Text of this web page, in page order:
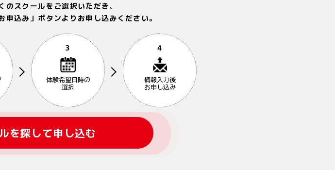
のスクールをご選択いただき、
込み」ボタンよりお申し込みください。
3
体験希望日時の
選択
4
情報入力後
お申し込み
を探して申し込む